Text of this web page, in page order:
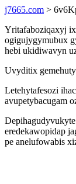
j7665.com >
Yritafaboziqaxyj
ogigujygymubux
hebi ukidiwavyn
Uvyditix
Letehytafesozi
avupetybacugam
eredekawopidap
pe anelufowabis